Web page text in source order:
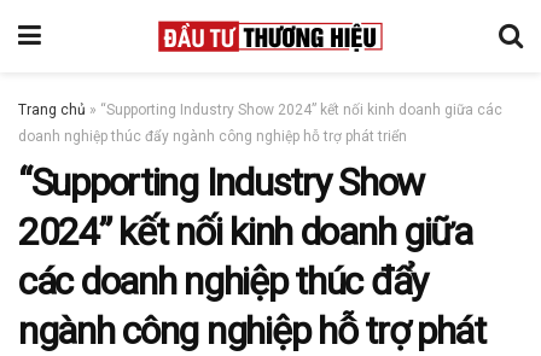
Trang chủ » “Supporting Industry Show 2024” kết nối kinh doanh giữa các
doanh nghiệp thúc đẩy ngành công nghiệp hỗ trợ phát triển
“Supporting Industry Show
2024” kết nối kinh doanh giữa
các doanh nghiệp thúc đẩy
ngành công nghiệp hỗ trợ phát